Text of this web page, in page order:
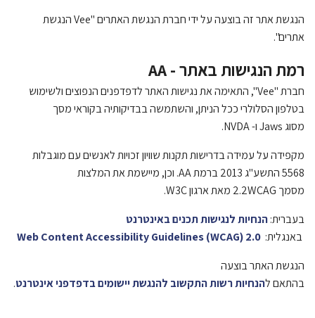
הנגשת אתר זה בוצעה על ידי חברת הנגשת האתרים "Veeהנגשת
אתרים".
רמת הנגישות באתר -AA
חברת "Vee", התאימה את נגישות האתר לדפדפנים הנפוצים ולשימוש
בטלפון הסלולרי ככל הניתן, והשתמשה בבדיקותיה בקוראי מסך
מסוג Jawsו-NVDA
.
מקפידה על עמידה בדרישות תקנות שוויון זכויות לאנשים עם מוגבלות
5568 התשע"ג 2013 ברמת
AA. וכן, מיישמת את המלצות
מסמך WCAG2.2 מאת ארגון W3C
.
בעברית:הנחיותלנגישותתכניםבאינטרנט
באנגלית: Web Content Accessibility Guidelines (WCAG) 2.0
הנגשת האתר בוצעה
בהתאם להנחיותרשותהתקשוב להנגשתיישומיםבדפדפניאינטרנט.